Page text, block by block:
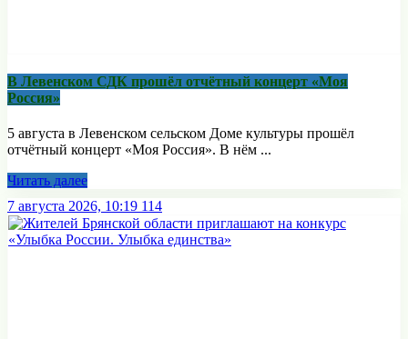
В Левенском СДК прошёл отчётный концерт «Моя
Россия»
5 августа в Левенском сельском Доме культуры прошёл
отчётный концерт «Моя Россия». В нём ...
Читать далее
7 августа 2026, 10:19 114